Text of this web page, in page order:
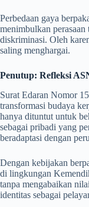
Perbedaan gaya
menimbulkan
diskriminasi. Oleh
saling menghargai.
Penutup: Refleksi
Surat Edaran Nomor
transformasi budaya
hanya dituntut untuk
sebagai pribadi yang
beradaptasi dengan
Dengan kebijakan
di lingkungan
tanpa mengabaikan
identitas sebagai